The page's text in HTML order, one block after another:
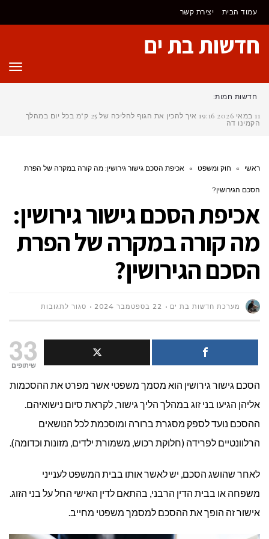
לתוכן
עמוד הבית יצירת קשר
חדשות בת ים
חדשות חמות:
11 במאי 2026
19:16 איך להכין את הגוף להליכה של 25 ק"מ בכל יום במהלך
הקמינו דה סנט
ראשי » חוק ומשפט » אכיפת הסכם גישור גירושין: מה קורה במקרה של הפרת
הסכם הגירושין?
אכיפת הסכם גישור גירושין:
מה קורה במקרה של הפרת
הסכם הגירושין?
מערכת חדשות בת ים 22 בספטמבר 2024 סגור לתגובותעל
הסכם
גישור
במקרה
33
שיתופים
הסכם גישור גירושין הוא מסמך משפטי אשר מפרט את ההסכמות
אליהן הגיעו בני זוג במהלך הליך גישור, לקראת סיום נישואיהם.
ההסכם נועד לספק מסגרת ברורה ומוסכמת לכל הנושאים
הרלוונטיים לפרידה (חלוקת רכוש, משמורת ילדים, מזונות וכדומה).
לאחר שהושג הסכם, יש לאשר אותו בבית המשפט לענייני
משפחה או בבית הדין הרבני, בהתאם לדין האישי החל על בני הזוג.
אישור זה הופך את ההסכם למסמך משפטי מחייב.